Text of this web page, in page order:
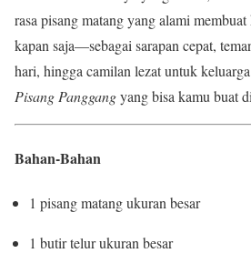
rasa pisang matang yang alami
kapan saja—sebagai sarapan cepat,
hari, hingga camilan lezat untuk
Pisang Panggangyang bisa kamu buat
Bahan-Bahan
1 pisang matang ukuran besar
1 butir telur ukuran besar